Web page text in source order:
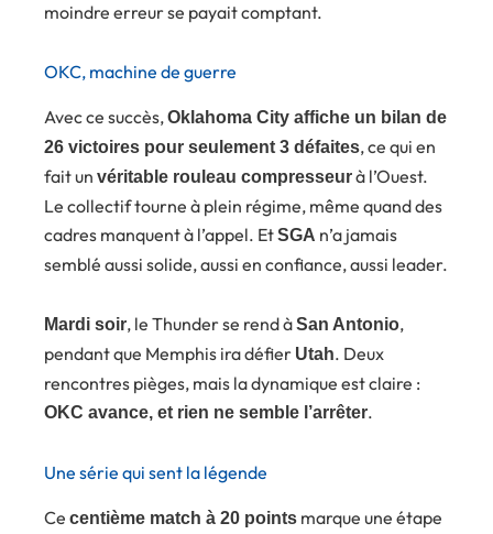
moindre erreur se payait comptant.
OKC, machine de guerre
Avec ce succès,Oklahoma City affiche un bilan de
26 victoires pour seulement 3 défaites, ce qui en
fait un véritable rouleau compresseurà l’Ouest.
Le collectif tourne à plein régime, même quand des
cadres manquent à l’appel. EtSGA n’a jamais
semblé aussi solide, aussi en confiance, aussi leader.
Mardi soir, le Thunder se rend àSan Antonio,
pendant que Memphis ira défier Utah. Deux
rencontres pièges, mais la dynamique est claire :
OKC avance, et rien ne semble l’arrêter.
Une série qui sent la légende
Ce centième match à 20 points marque une étape